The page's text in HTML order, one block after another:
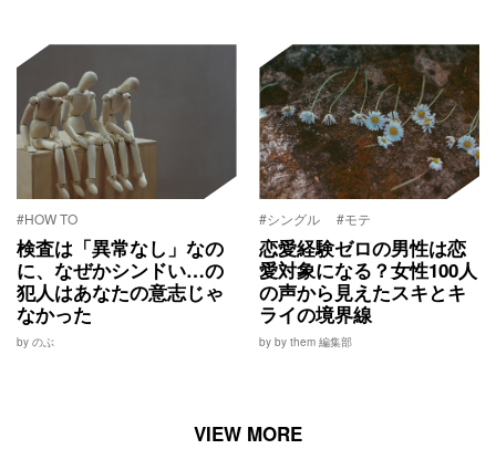
#HOW TO
検査は「異常なし」なの
に、なぜかシンドい…の
犯人はあなたの意志じゃ
なかった
by のぶ
#シングル #モテ
恋愛経験ゼロの男性は恋
愛対象になる？女性100人
の声から見えたスキとキ
ライの境界線
by by them 編集部
VIEW MORE